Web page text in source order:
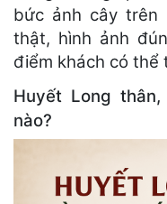
bức ảnh cây trên
thật, hình ảnh
điểm khách có thể
Huyết Long
nào?